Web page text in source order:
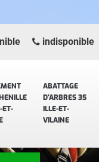
ET-
ABATTAGE
D'ARBRES 35
ILLE-ET-
VILAINE
indisponible